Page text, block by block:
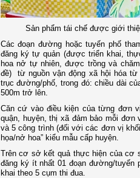
Sản phẩm tái chế được giới
Các đoạn đường hoặc tuyến phố
đăng ký tự quản (được triển khai,
hoa nở tự nhiên, được trồng và
đề) từ nguồn vận động xã hội hóa
trục đường/phố, trong đó: chiều dài
500m trở lên.
Căn cứ vào điều kiện của từng đơn
quận, huyện, thị xã đảm bảo mỗi
và 5 công trình (đối với các đơn vị
họa/nở hoa” kiểu mẫu cấp huyện.
Trên cơ sở kết quả thực hiện của cơ
đăng ký ít nhất 01 đoạn đường/tuyến
khai theo 5 cụm thi đua.